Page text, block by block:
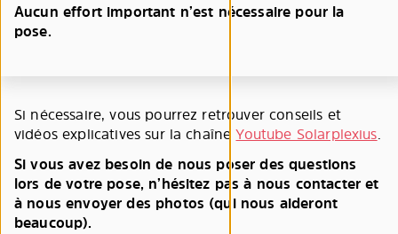
Aucun effort important n’est nécessaire pour la
pose.
Si nécessaire, vous pourrez retrouver conseils et
vidéos explicatives sur la chaîneYoutube Solarplexius.
Si vous avez besoin de nous poser des questions
lors de votre pose, n’hésitez pas à nous contacter et
à nous envoyer des photos (qui nous aideront
beaucoup).